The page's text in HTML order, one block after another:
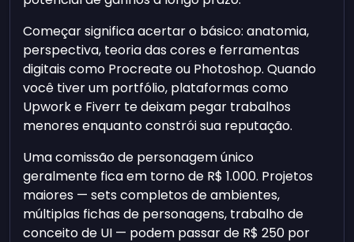
Começar significa acertar o básico: anatomia,
perspectiva, teoria das cores e ferramentas
digitais como Procreate ou Photoshop. Quando
você tiver um portfólio, plataformas como
Upwork e Fiverr te deixam pegar trabalhos
menores enquanto constrói sua reputação.
Uma comissão de personagem único
geralmente fica em torno de R$ 1.000. Projetos
maiores — sets completos de ambientes,
múltiplas fichas de personagens, trabalho de
conceito de UI — podem passar de R$ 250 por